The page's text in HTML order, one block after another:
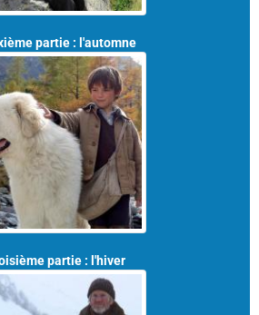
partie : l'automne
partie : l'hiver